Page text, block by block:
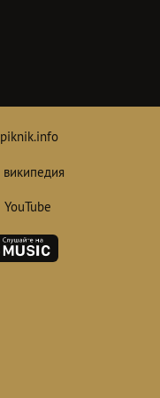
piknik.info
википедия
YouTube